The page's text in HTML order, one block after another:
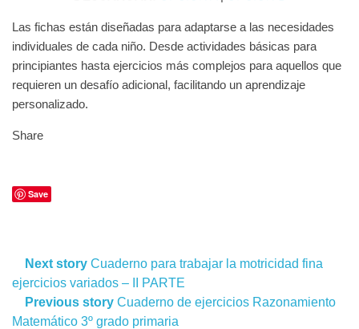
Las fichas están diseñadas para adaptarse a las necesidades
individuales de cada niño. Desde actividades básicas para
principiantes hasta ejercicios más complejos para aquellos que
requieren un desafío adicional, facilitando un aprendizaje
personalizado.
Share
Save
Next story Cuaderno para trabajar la motricidad fina
ejercicios variados – II PARTE
Previous story Cuaderno de ejercicios Razonamiento
Matemático 3º grado primaria